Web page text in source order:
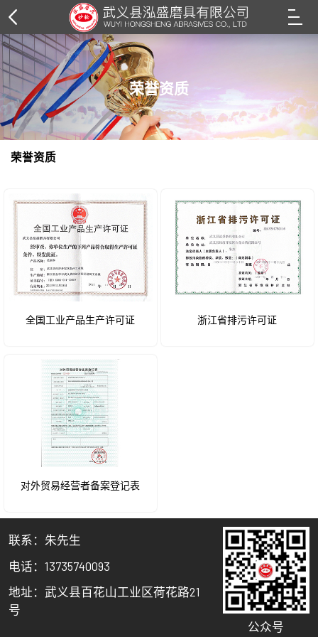
荣誉资质
荣誉资质
全国工业产品生产许可证 浙江省排污许可证
对外贸易经营者备案登记表
联系：朱先生
电话：13735740093
地址：武义县百花山工业区荷花路21
号
公众号